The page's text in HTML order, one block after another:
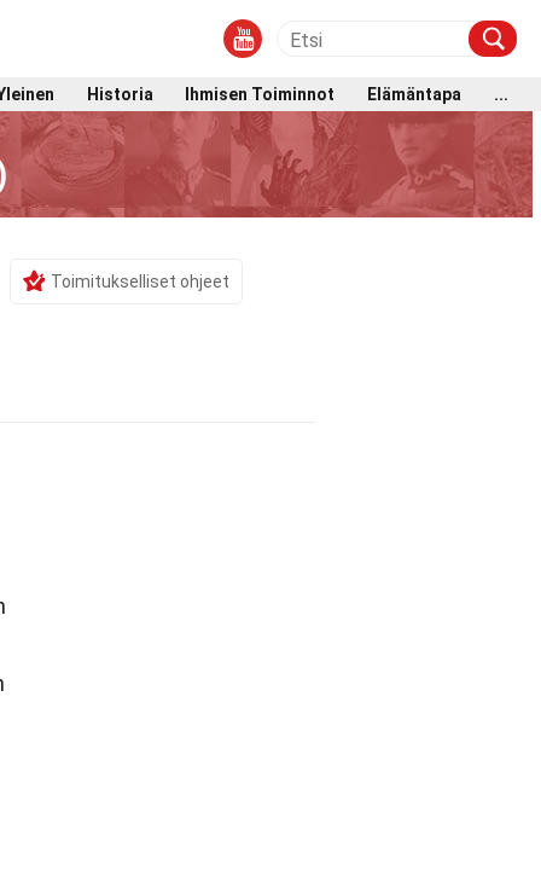
Historia Ihmisen Toiminnot Elämäntapa ...
Toimitukselliset ohjeet